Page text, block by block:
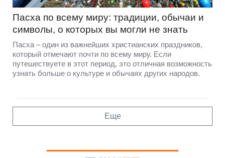
Пасха по всему миру: традиции, обычаи и
символы, о которых вы могли не знать
Пасха – один из важнейших христианских праздников,
который отмечают почти по всему миру. Если
путешествуете в этот период, это отличная возможность
узнать больше о культуре и обычаях других народов.
Еще